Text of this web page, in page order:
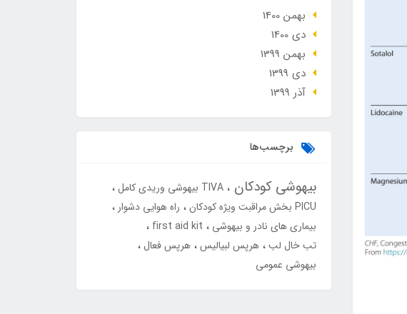
بهمن 1400
دی 1400
بهمن 1399
دی 1399
آذر 1399
برچسب‌ها
بیهوشی کودکان TIVA بیهوشی وریدی کامل
PICU بخش مراقبت ویژه کودکان
راه هوایی دشوار
بیماری های نادر و بیهوشی first aid kit
تب خال لب هرپس لبیالیس هرپس فعال
بیهوشی عمومی